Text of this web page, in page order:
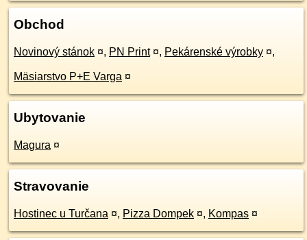
Obchod
Novinový stánok ¤, PN Print ¤, Pekárenské výrobky ¤,
Mäsiarstvo P+E Varga ¤
Ubytovanie
Magura ¤
Stravovanie
Hostinec u Turčana ¤, Pizza Dompek ¤, Kompas ¤